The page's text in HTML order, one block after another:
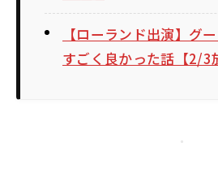
【ローランド出演】グ
すごく良かった話【2/3